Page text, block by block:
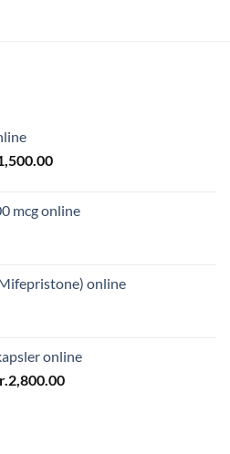
Prisinterval:
kr.1,500.00
mcg online
online
online
2,800.00Prisinterval: